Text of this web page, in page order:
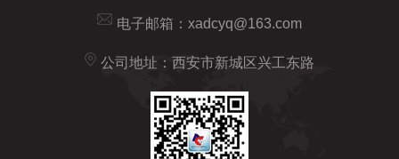
电子邮箱： xadcyq@163.com
公司地址：西安市新城区兴工东路